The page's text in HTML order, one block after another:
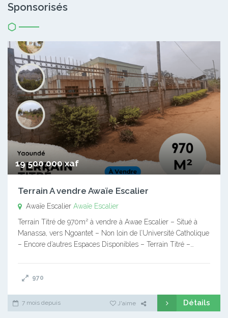
Sponsorisés
19 500 000 xaf
Terrain A vendre Awaïe Escalier
Awaïe Escalier Awaïe Escalier
Terrain Titré de 970m² à vendre à Awae Escalier – Situé à
Manassa, vers Ngoantet – Non loin de l’Université Catholique
– Encore d’autres Espaces Disponibles – Terrain Titré –…
970
7 mois depuis J'aime Détails